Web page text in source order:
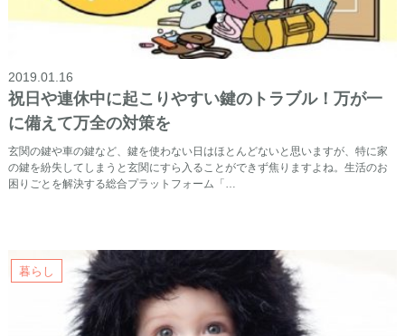
2019.01.16
祝日や連休中に起こりやすい鍵のトラブル！万が一
に備えて万全の対策を
玄関の鍵や車の鍵など、鍵を使わない日はほとんどないと思いますが、特に家
の鍵を紛失してしまうと玄関にすら入ることができず焦りますよね。生活のお
困りごとを解決する総合プラットフォーム「…
暮らし